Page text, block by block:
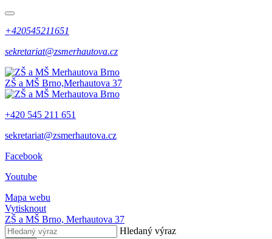
+420545211651
sekretariat@zsmerhautova.cz
ZŠ a MŠ Brno,Merhautova 37
+420 545 211 651
sekretariat@zsmerhautova.cz
Facebook
Youtube
Mapa webu
Vytisknout
ZŠ a MŠ Brno, Merhautova 37
Hledaný výraz